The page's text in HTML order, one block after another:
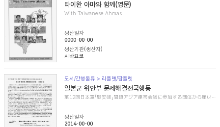
타이완 아마와 함께(영문)
With Taiwanese Ahmas
생산일자
0000-00-00
생산기관(생산자)
시바요코
도서/간행물류 > 리플렛/팜플렛
일본군 위안부 문제해결전국행동
第12回日本軍「慰安婦」問題アジア連帯会議に参加する団体から届いた紹介文
생산일자
2014-00-00